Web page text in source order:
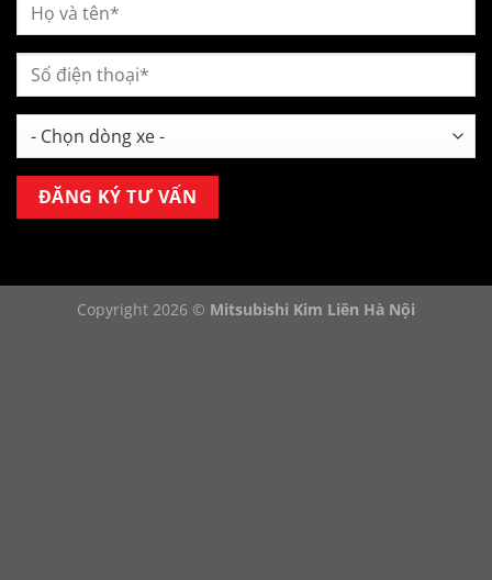
Copyright 2026 © Mitsubishi Kim Liên Hà Nội